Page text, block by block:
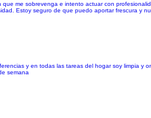
me sobrevenga e intento actuar con
Estoy seguro de que puedo aportar frescura y
y en todas las tareas del hogar soy limpia y
semana